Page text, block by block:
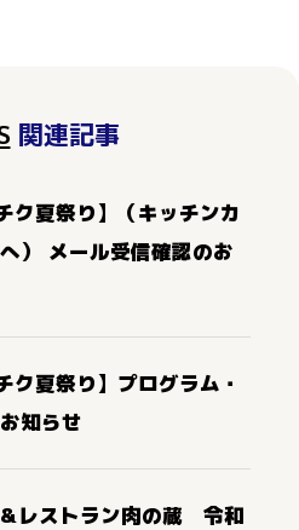
関連記事
ク夏祭り】（キッチンカ
） メール受信確認のお
ク夏祭り】プログラム・
知らせ
レストラン肉の蔵 令和